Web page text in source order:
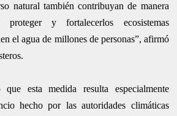
natural también contribuyan de manera
proteger y fortalecerlos ecosistemas
el agua de millones de personas”, afirmó
esta medida resulta especialmente
hecho por las autoridades climáticas